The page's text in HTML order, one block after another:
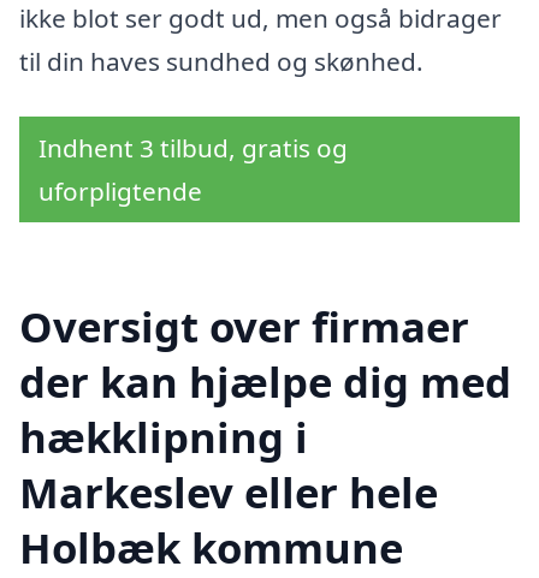
ikke blot ser godt ud, men også bidrager
til din haves sundhed og skønhed.
Indhent 3 tilbud, gratis og
uforpligtende
Oversigt over firmaer
der kan hjælpe dig med
hækklipning i
Markeslev eller hele
Holbæk kommune